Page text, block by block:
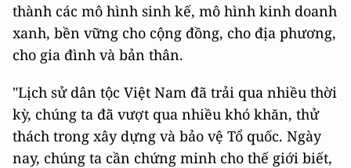
thành các mô hình sinh kế, mô hình kinh doanh
xanh, bền vững cho cộng đồng, cho địa phương,
cho gia đình và bản thân.
"Lịch sử dân tộc Việt Nam đã trải qua nhiều thời
kỳ, chúng ta đã vượt qua nhiều khó khăn, thử
thách trong xây dựng và bảo vệ Tổ quốc. Ngày
nay, chúng ta cần chứng minh cho thế giới biết,